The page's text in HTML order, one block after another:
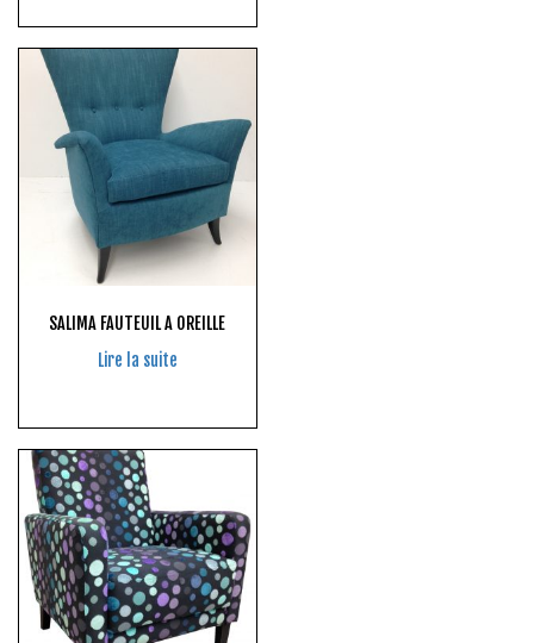
SALIMA FAUTEUIL A OREILLE
Lire la suite